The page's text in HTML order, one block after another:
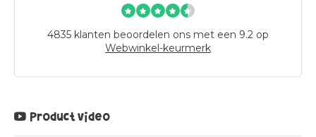
4835 klanten beoordelen ons met een 9.2 op
Webwinkel-keurmerk
Product video